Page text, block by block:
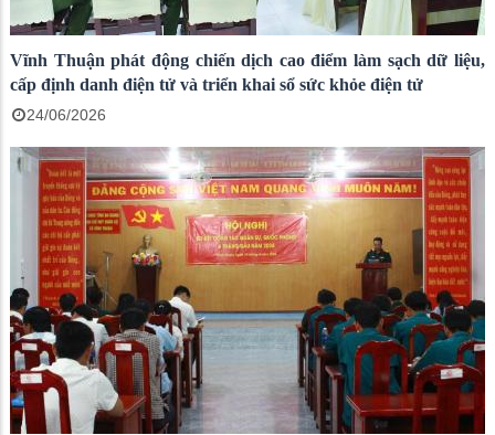
Vĩnh Thuận phát động chiến dịch cao điểm làm sạch dữ liệu,
cấp định danh điện tử và triển khai sổ sức khỏe điện tử
24/06/2026